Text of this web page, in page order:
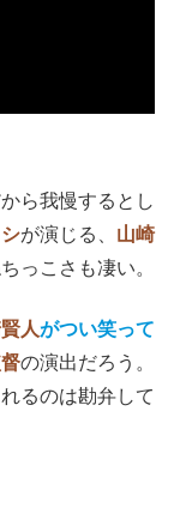
ら我慢するとし
が演じる、 山崎
っこさも凄い。
人がつい笑って
の演出だろう。
るのは勘弁して